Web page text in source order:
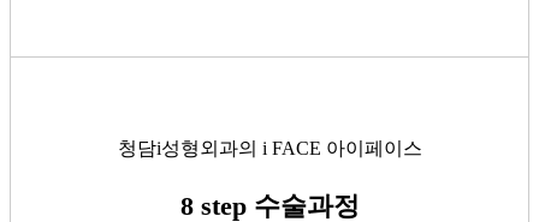
청담i성형외과의 i FACE 아이페이스
8 step 수술과정